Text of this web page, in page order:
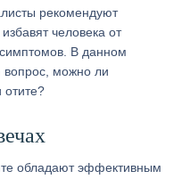
рекомендуют
человека от
В данном
можно ли
обладают эффективным